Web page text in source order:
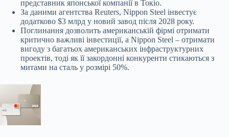
представник японської компанії в Токіо.
За даними агентства Reuters, Nippon Steel інвестує
додатково $3 млрд у новий завод після 2028 року.
Поглинання дозволить американській фірмі отримати
критично важливі інвестиції, а Nippon Steel – отримати
вигоду з багатьох американських інфраструктурних
проектів, тоді як її закордонні конкуренти стикаються з
митами на сталь у розмірі 50%.